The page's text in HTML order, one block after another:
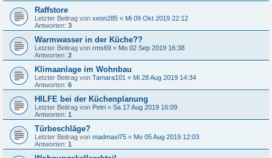
Raffstore
Letzter Beitrag von xeon285 « Mi 09 Okt 2019 22:12
Antworten: 3
Warmwasser in der Küche??
Letzter Beitrag von rms69 « Mo 02 Sep 2019 16:38
Antworten: 2
Klimaanlage im Wohnbau
Letzter Beitrag von Tamara101 « Mi 28 Aug 2019 14:34
Antworten: 6
HILFE bei der Küchenplanung
Letzter Beitrag von Petri « Sa 17 Aug 2019 16:09
Antworten: 1
Türbeschläge?
Letzter Beitrag von madmaxl75 « Mo 05 Aug 2019 12:03
Antworten: 1